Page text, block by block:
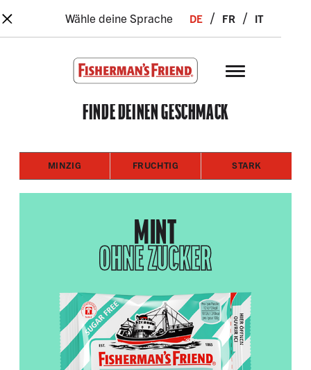
× Wähle deine Sprache de fr it
FINDE DEINEN GESCHMACK
MINZIG FRUCHTIG STARK
MINT
OHNE ZUCKER